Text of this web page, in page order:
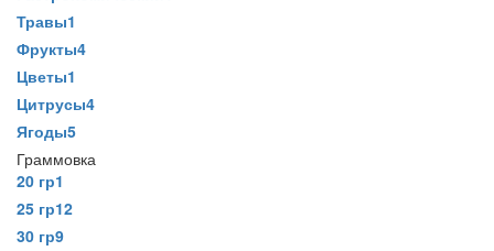
Травы1
Фрукты4
Цветы1
Цитрусы4
Ягоды5
Граммовка
20 гр1
25 гр12
30 гр9